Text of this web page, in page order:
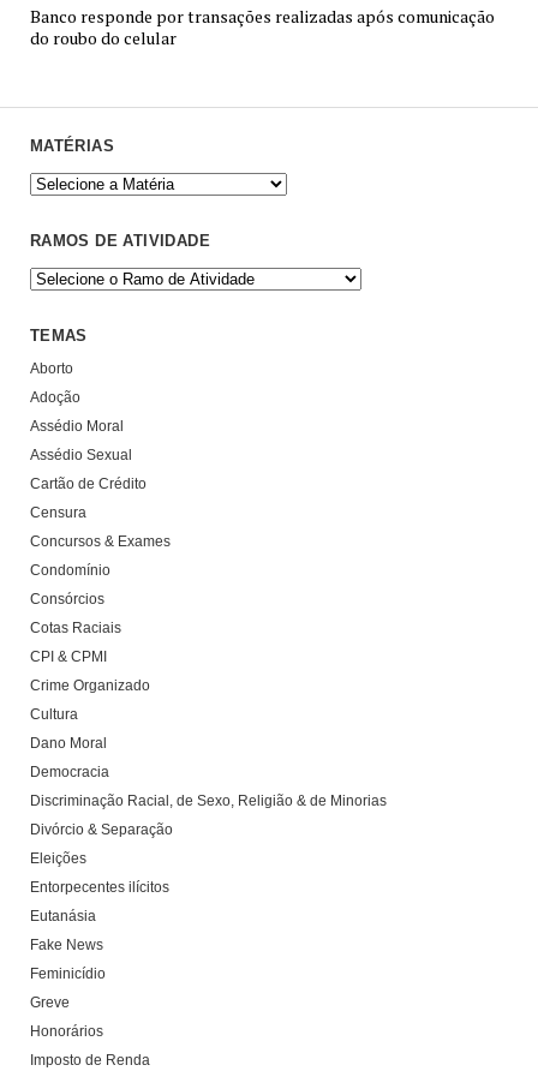
Banco responde por transações realizadas após comunicação
do roubo do celular
MATÉRIAS
RAMOS DE ATIVIDADE
TEMAS
Aborto
Adoção
Assédio Moral
Assédio Sexual
Cartão de Crédito
Censura
Concursos & Exames
Condomínio
Consórcios
Cotas Raciais
CPI & CPMI
Crime Organizado
Cultura
Dano Moral
Democracia
Discriminação Racial, de Sexo, Religião & de Minorias
Divórcio & Separação
Eleições
Entorpecentes ilícitos
Eutanásia
Fake News
Feminicídio
Greve
Honorários
Imposto de Renda